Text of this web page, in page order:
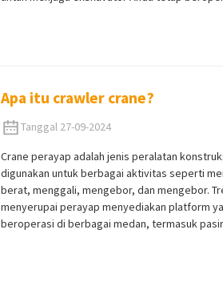
Apa itu crawler crane?
Tanggal 27-09-2024
Crane perayap adalah jenis peralatan
digunakan untuk berbagai aktivitas seperti
berat, menggali, mengebor, dan mengebor.
menyerupai perayap menyediakan platform
beroperasi di berbagai medan, termasuk